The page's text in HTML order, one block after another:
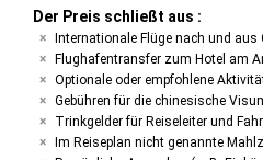
Der Preis schließt aus :
Internationale Flüge nach und aus
Flughafentransfer zum Hotel am
Optionale oder empfohlene
Gebühren für die chinesische
Trinkgelder für Reiseleiter und
Im Reiseplan nicht genannte